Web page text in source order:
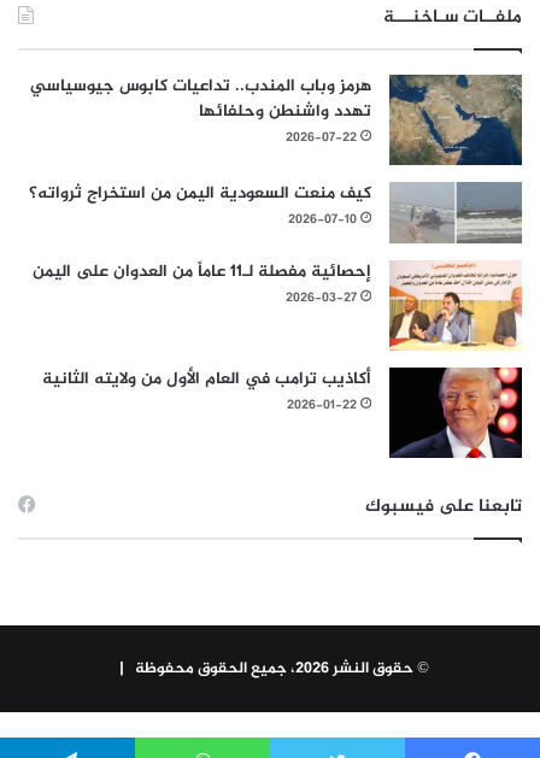
ملفــات سـاخنـــة
هرمز وباب المندب.. تداعيات كابوس جيوسياسي
تهدد واشنطن وحلفائها
2026-07-22
كيف منعت السعودية اليمن من استخراج ثرواته؟
2026-07-10
إحصائية مفصلة لـ11 عاماً من العدوان على اليمن
2026-03-27
أكاذيب ترامب في العام الأول من ولايته الثانية
2026-01-22
تابعنا على فيسبوك
© حقوق النشر 2026، جميع الحقوق محفوظة |